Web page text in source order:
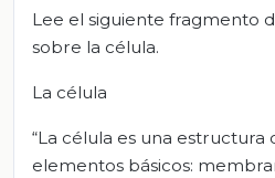
Lee el siguiente fragmento
sobre la célula.
La célula
“La célula es una
elementos básicos: